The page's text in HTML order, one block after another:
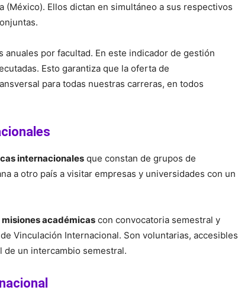
(México). Ellos dictan en simultáneo a sus respectivos
anuales por facultad. En este indicador de gestión
Esto garantiza que la oferta de
para todas nuestras carreras, en todos
internacionales que constan de grupos de
a otro país a visitar empresas y universidades con un
misiones académicas con convocatoria semestral y
Vinculación Internacional. Son voluntarias, accesibles
un intercambio semestral.